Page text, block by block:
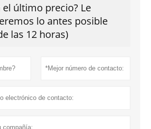
el último precio? Le
lo antes posible
las 12 horas)